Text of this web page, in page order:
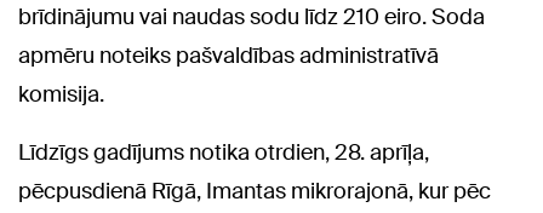
brīdinājumu vai naudas sodu līdz 210 eiro. Soda
apmēru noteiks pašvaldības administratīvā
komisija.
Līdzīgs gadījums notika otrdien, 28. aprīļa,
pēcpusdienā Rīgā, Imantas mikrorajonā, kur pēc